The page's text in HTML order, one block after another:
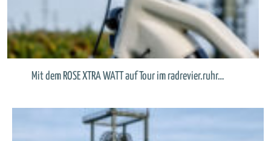
Mit dem ROSE XTRA WATT auf Tour im radrevier.ruhr…